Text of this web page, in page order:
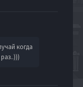
когда